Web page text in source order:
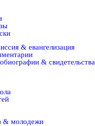
& евангелизация
& свидетельства
& молодежи